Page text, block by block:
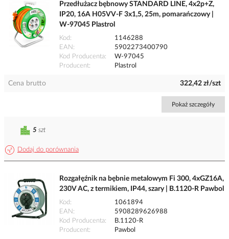
Przedłużacz bębnowy STANDARD LINE, 4x2p+Z,
IP20, 16A H05VV-F 3x1,5, 25m, pomarańczowy |
W-97045 Plastrol
Kod
1146288
EAN
5902273400790
Kod Producenta
W-97045
Producent
Plastrol
Cena brutto 322,42 zł/szt
Pokaż szczegóły
Dodaj do porównania
5 szt
Rozgałęźnik na bębnie metalowym Fi 300, 4xGZ16A,
230V AC, z termikiem, IP44, szary | B.1120-R Pawbol
Kod
1061894
EAN
5908289626988
Kod Producenta
B.1120-R
Producent
Pawbol